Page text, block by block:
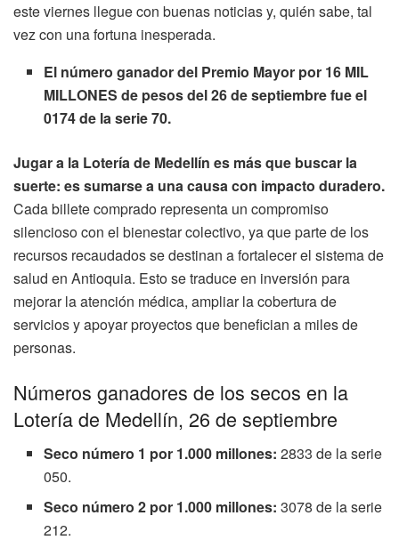
este viernes llegue con buenas noticias y, quién sabe, tal
vez con una fortuna inesperada.
El número ganador del Premio Mayor por 16 MIL
MILLONES de pesos del 26 de septiembre fue el
0174 de la serie 70.
Jugar a la Lotería de Medellín es más que buscar la
suerte: es sumarse a una causa con impacto duradero.
Cada billete comprado representa un compromiso
silencioso con el bienestar colectivo, ya que parte de los
recursos recaudados se destinan a fortalecer el sistema de
salud en Antioquia. Esto se traduce en inversión para
mejorar la atención médica, ampliar la cobertura de
servicios y apoyar proyectos que benefician a miles de
personas.
Números ganadores de los secos en la
Lotería de Medellín, 26 de septiembre
Seco número 1 por 1.000 millones:2833 de la serie
050.
Seco número 2 por 1.000 millones: 3078 de la serie
212.